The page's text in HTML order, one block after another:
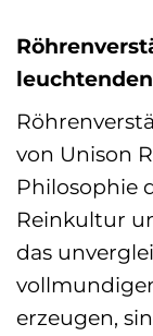
von Unison
Philosophie
Reinkultur
das
erzeugen,